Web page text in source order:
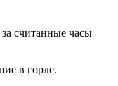
считанные часы
в горле.